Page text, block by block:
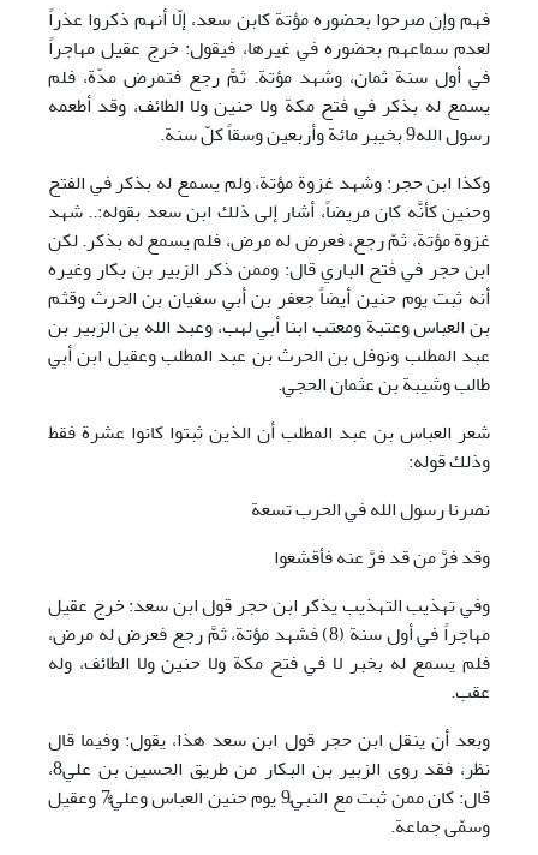
فهم وإن صرحوا بحضوره مؤتة كابن سعد، إلّا أنهم ذكروا عذراً
لعدم سماعهم بحضوره في غيرها، فيقول: خرج عقيل مهاجراً
في أول سنة ثمان، وشهد مؤتة. ثمَّ رجع فتمرض مدّة، فلم
يسمع له بذكر في فتح مكة ولا حنين ولا الطائف، وقد أطعمه
رسول الله9 بخيبر مائة وأربعين وسقاً كلّ سنة.
وكذا ابن حجر: وشهد غزوة مؤتة، ولم يسمع له بذكر في الفتح
وحنين كأنَّه كان مريضاً، أشار إلى ذلك ابن سعد بقوله:.. شهد
غزوة مؤتة، ثمّ رجع، فعرض له مرض، فلم يسمع له بذكر. لكن
ابن حجر في فتح الباري قال: وممن ذكر الزبير بن بكار وغيره
أنه ثبت يوم حنين أيضاً جعفر بن أبي سفيان بن الحرث وقثم
بن العباس وعتبة ومعتب ابنا أبي لهب، وعبد الله بن الزبير بن
عبد المطلب ونوفل بن الحرث بن عبد المطلب وعقيل ابن أبي
طالب وشيبة بن عثمان الحجي.
شعر العباس بن عبد المطلب أن الذين ثبتوا كانوا عشرة فقط
وذلك قوله:
نصرنا رسول الله في الحرب تسعة
وقد فرَّ من قد فرَّ عنه فأقشعوا
وفي تهذيب التهذيب يذكر ابن حجر قول ابن سعد: خرج عقيل
مهاجراً في أول سنة (8) فشهد مؤتة، ثمَّ رجع فعرض له مرض،
فلم يسمع له بخبر لا في فتح مكة ولا حنين ولا الطائف، وله
عقب.
وبعد أن ينقل ابن حجر قول ابن سعد هذا، يقول: وفيما قال
نظر، فقد روى الزبير بن البكار من طريق الحسين بن علي8،
قال: كان ممن ثبت مع النبيّ9 يوم حنين العباس وعليٌّ7 وعقيل
وسمّى جماعة.